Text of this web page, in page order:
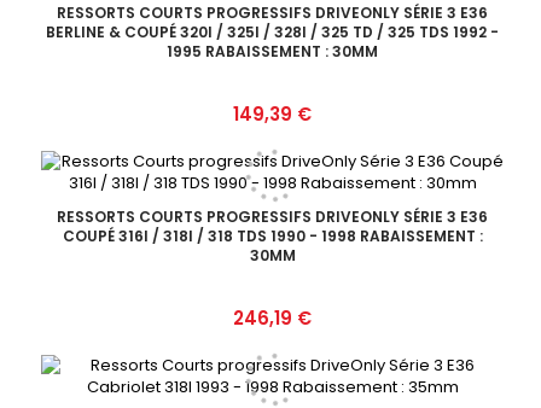
RESSORTS COURTS PROGRESSIFS DRIVEONLY SÉRIE 3 E36
BERLINE & COUPÉ 320I / 325I / 328I / 325 TD / 325 TDS 1992 -
1995 RABAISSEMENT : 30MM
Prix
149,39 €
RESSORTS COURTS PROGRESSIFS DRIVEONLY SÉRIE 3 E36
COUPÉ 316I / 318I / 318 TDS 1990 - 1998 RABAISSEMENT :
30MM
Prix
246,19 €